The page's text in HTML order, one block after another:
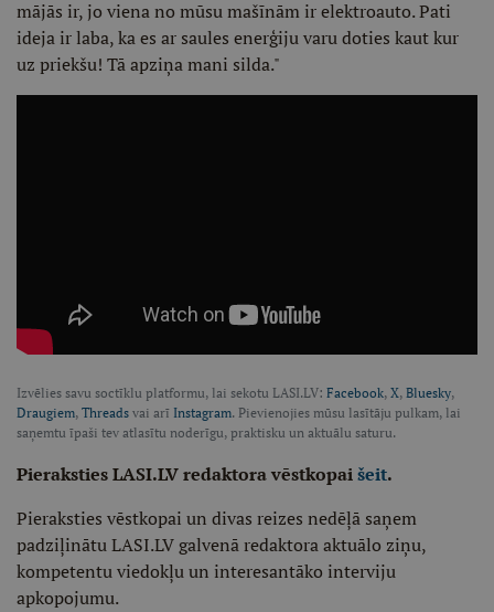
mājās ir, jo viena no mūsu mašīnām ir elektroauto. Pati
ideja ir laba, ka es ar saules enerģiju varu doties kaut kur
uz priekšu! Tā apziņa mani silda."
Izvēlies savu soctīklu platformu, lai sekotu LASI.LV: Facebook, X, Bluesky,
Draugiem, Threads vai arī Instagram. Pievienojies mūsu lasītāju pulkam, lai
saņemtu īpaši tev atlasītu noderīgu, praktisku un aktuālu saturu.
Pieraksties LASI.LV redaktora vēstkopaišeit.
Pieraksties vēstkopai un divas reizes nedēļā saņem
padziļinātu LASI.LV galvenā redaktora aktuālo ziņu,
kompetentu viedokļu un interesantāko interviju
apkopojumu.